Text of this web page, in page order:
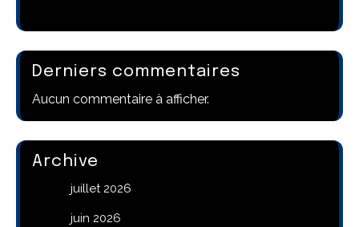
Derniers commentaires
Aucun commentaire à afficher.
Archive
juillet 2026
juin 2026